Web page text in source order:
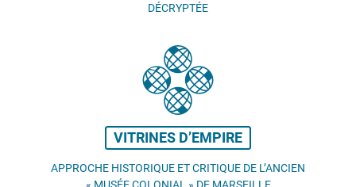
DÉCRYPTÉE
VITRINES D’EMPIRE
APPROCHE HISTORIQUE ET CRITIQUE DE L’ANCIEN